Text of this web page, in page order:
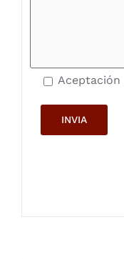
Aceptación